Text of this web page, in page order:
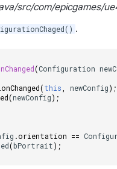
src/com/epicgames/
.
(Configuration
(this newConfig);
(newConfig);
.orientation ==
(bPortrait);